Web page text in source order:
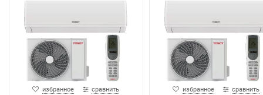
избранное сравнить избранное сравнить